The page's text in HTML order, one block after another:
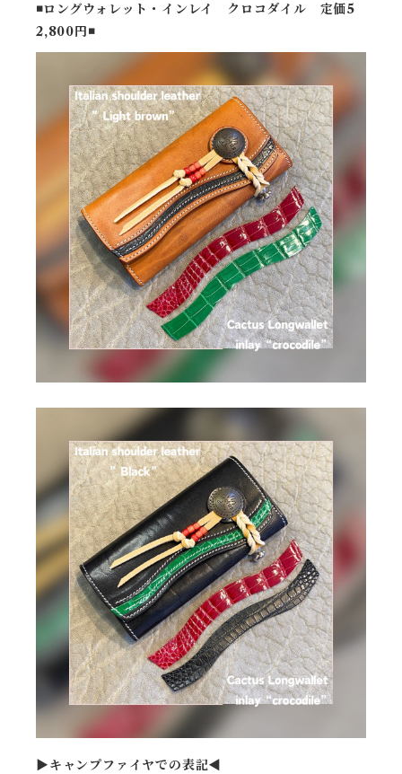
◾️ロングウォレット・インレイ クロコダイル 定価5
2,800円◾️
▶︎キャンプファイヤでの表記◀︎